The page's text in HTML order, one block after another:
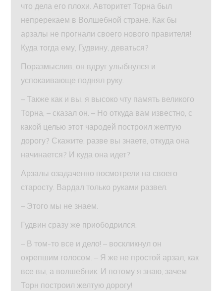
что дела его плохи. Авторитет Торна был
непререкаем в Волшебной стране. Как бы
арзалы не прогнали своего нового правителя!
Куда тогда ему, Гудвину, деваться?
Поразмыслив, он вдруг улыбнулся и
успокаивающе поднял руку.
– Также как и вы, я высоко чту память великого
Торна, – сказал он. – Но откуда вам известно, с
какой целью этот чародей построил желтую
дорогу? Скажите, разве вы знаете, откуда она
начинается? И куда она идет?
Арзалы озадаченно посмотрели на своего
старосту. Вардал только руками развел.
– Этого мы не знаем.
Гудвин сразу же приободрился.
– В том-то все и дело! – воскликнул он
окрепшим голосом. – Я же не простой арзал, как
все вы, а волшебник. И потому я знаю, зачем
Торн построил желтую дорогу!